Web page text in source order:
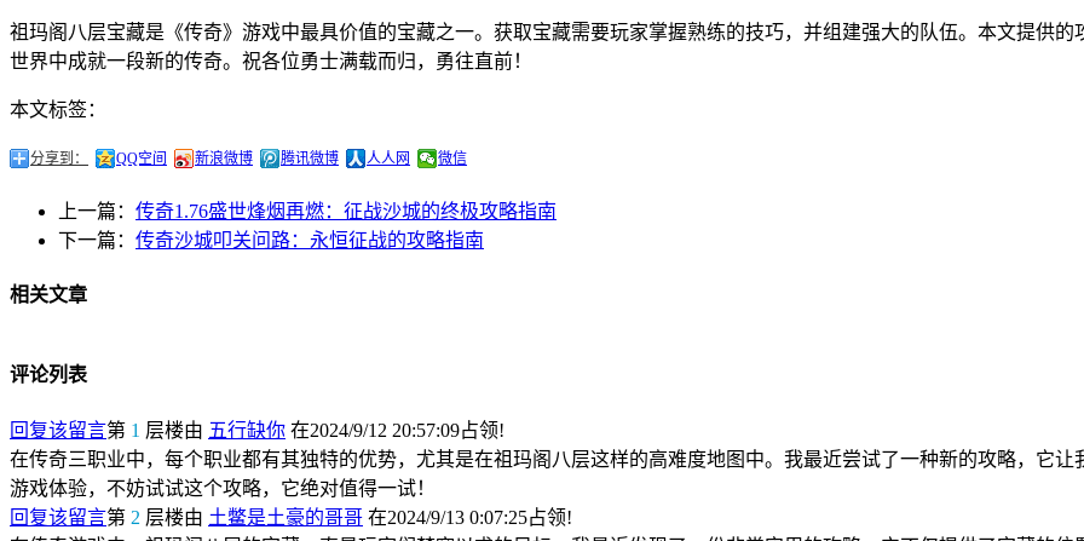
祖玛阁八层宝藏是《传奇》游戏中最具价值的宝藏之一。获取宝藏需要玩家掌握熟练的技巧，并组建强大的队伍。本文提供
世界中成就一段新的传奇。祝各位勇士满载而归，勇往直前！
本文标签：
分享到： QQ空间 新浪微博 腾讯微博 人人网 微信
上一篇： 传奇1.76盛世烽烟再燃：征战沙城的终极攻略指南
下一篇： 传奇沙城叩关问路：永恒征战的攻略指南
相关文章
评论列表
回复该留言第 1 层楼由 五行缺你 在2024/9/12 20:57:09占领!
在传奇三职业中，每个职业都有其独特的优势，尤其是在祖玛阁八层这样的高难度地图中。我最近尝试了一种新的攻略，它
游戏体验，不妨试试这个攻略，它绝对值得一试！
回复该留言第 2 层楼由 土鳖是土豪的哥哥 在2024/9/13 0:07:25占领!